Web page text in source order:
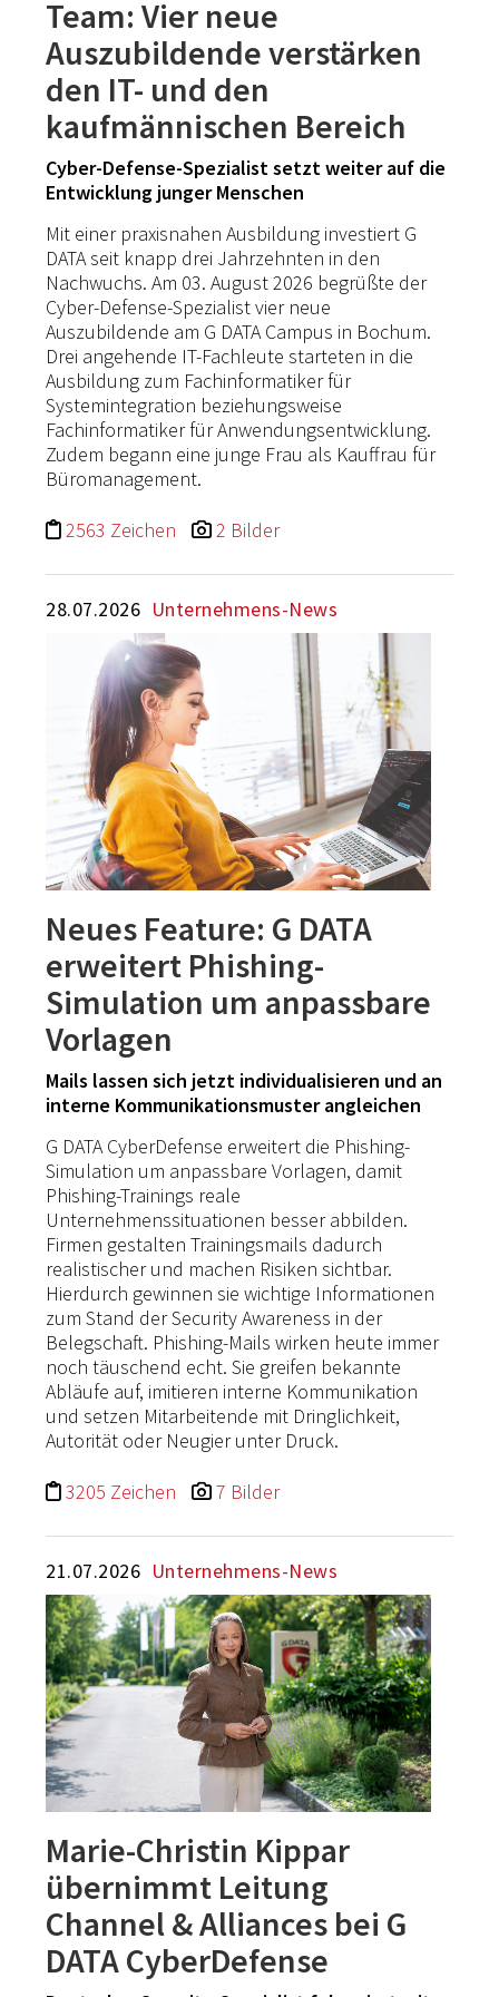
Team: Vier neue
Auszubildende verstärken
den IT- und den
kaufmännischen Bereich
Cyber-Defense-Spezialist setzt weiter auf die
Entwicklung junger Menschen
Mit einer praxisnahen Ausbildung investiert G
DATA seit knapp drei Jahrzehnten in den
Nachwuchs. Am 03. August 2026 begrüßte der
Cyber-Defense-Spezialist vier neue
Auszubildende am G DATA Campus in Bochum.
Drei angehende IT-Fachleute starteten in die
Ausbildung zum Fachinformatiker für
Systemintegration beziehungsweise
Fachinformatiker für Anwendungsentwicklung.
Zudem begann eine junge Frau als Kauffrau für
Büromanagement.
2563 Zeichen
2 Bilder
28.07.2026 Unternehmens-News
Neues Feature: G DATA
erweitert Phishing-
Simulation um anpassbare
Vorlagen
Mails lassen sich jetzt individualisieren und an
interne Kommunikationsmuster angleichen
G DATA CyberDefense erweitert die Phishing-
Simulation um anpassbare Vorlagen, damit
Phishing-Trainings reale
Unternehmenssituationen besser abbilden.
Firmen gestalten Trainingsmails dadurch
realistischer und machen Risiken sichtbar.
Hierdurch gewinnen sie wichtige Informationen
zum Stand der Security Awareness in der
Belegschaft. Phishing-Mails wirken heute immer
noch täuschend echt. Sie greifen bekannte
Abläufe auf, imitieren interne Kommunikation
und setzen Mitarbeitende mit Dringlichkeit,
Autorität oder Neugier unter Druck.
3205 Zeichen
7 Bilder
21.07.2026 Unternehmens-News
Marie-Christin Kippar
übernimmt Leitung
Channel & Alliances bei G
DATA CyberDefense